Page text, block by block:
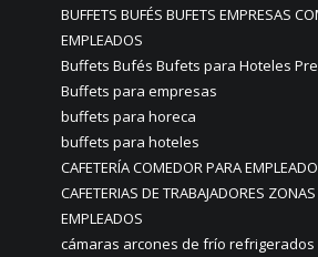
BUFFETS BUFÉS BUFETS EMPRESAS
EMPLEADOS
Buffets Bufés Bufets para Hoteles
Buffets para empresas
buffets para horeca
buffets para hoteles
CAFETERÍA COMEDOR PARA
CAFETERIAS DE TRABAJADORES
EMPLEADOS
cámaras arcones de frío